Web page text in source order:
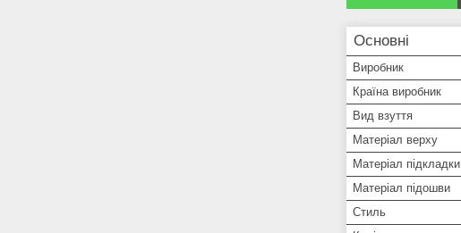
Основні
Виробник
Країна виробник
Вид взуття
Матеріал верху
Матеріал підкладки
Матеріал підошви
Стиль